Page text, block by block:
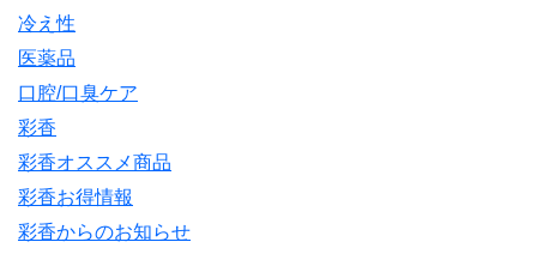
冷え性
医薬品
口腔/口臭ケア
彩香
彩香オススメ商品
彩香お得情報
彩香からのお知らせ